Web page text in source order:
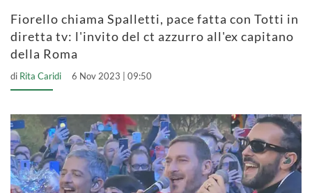
Fiorello chiama Spalletti, pace fatta con Totti in
diretta tv: l'invito del ct azzurro all'ex capitano
della Roma
di Rita Caridi 6 Nov 2023 | 09:50